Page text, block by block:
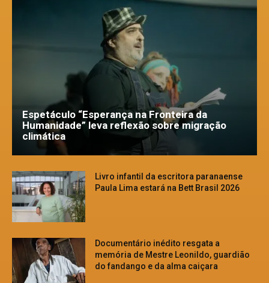
Espetáculo “Esperança na Fronteira da
Humanidade” leva reflexão sobre migração
climática
Livro infantil da escritora paranaense
Paula Lima estará na Bett Brasil 2026
Documentário inédito resgata a
memória de Mestre Leonildo, guardião
do fandango e da alma caiçara